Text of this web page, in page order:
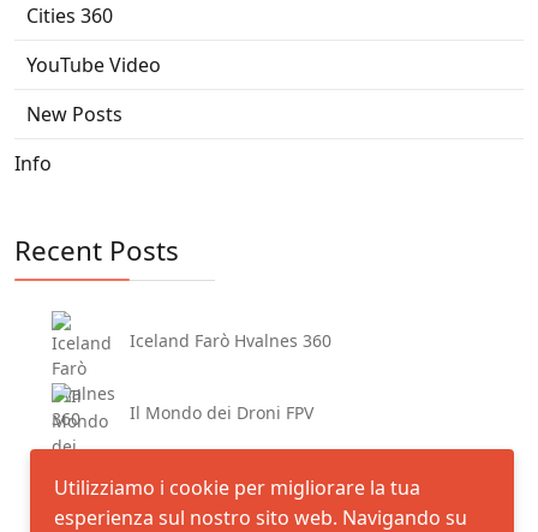
Cities 360
YouTube Video
New Posts
Info
Recent Posts
Iceland Farò Hvalnes 360
Il Mondo dei Droni FPV
Pan di Zucchero Porto Flavia
Utilizziamo i cookie per migliorare la tua
esperienza sul nostro sito web. Navigando su